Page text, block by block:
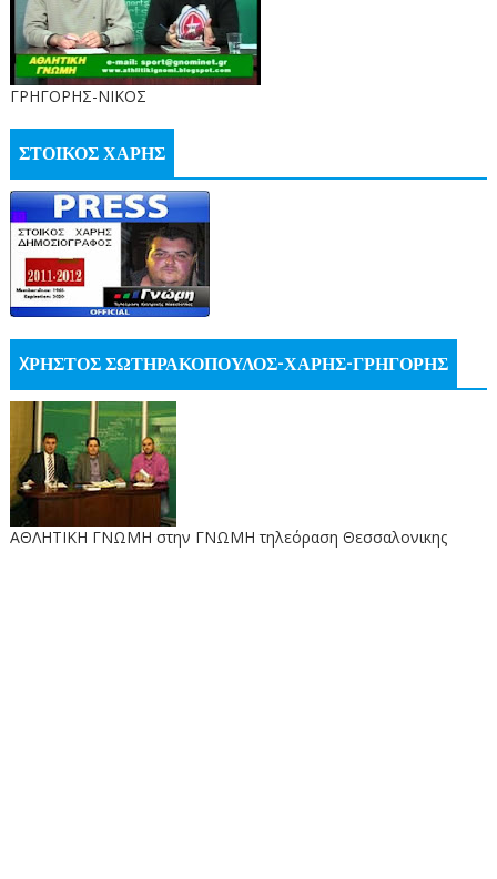
ΓΡΗΓΟΡΗΣ-ΝΙΚΟΣ
ΣΤΟΙΚΟΣ ΧΑΡΗΣ
XΡΗΣΤΟΣ ΣΩΤΗΡΑΚΟΠΟΥΛΟΣ-ΧΑΡΗΣ-ΓΡΗΓΟΡΗΣ
ΑΘΛΗΤΙΚΗ ΓΝΩΜΗ στην ΓΝΩΜΗ τηλεόραση Θεσσαλονικης